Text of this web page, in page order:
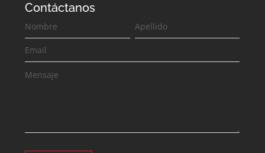
Contáctanos
Contáctanos